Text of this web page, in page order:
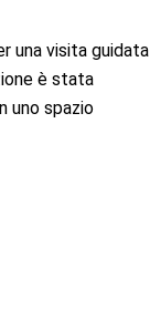
una visita guidata
è stata
uno spazio